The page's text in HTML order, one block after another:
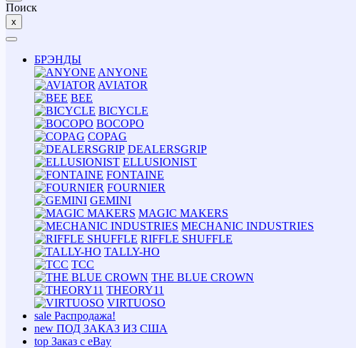
Поиск
x
БРЭНДЫ
ANYONE
AVIATOR
BEE
BICYCLE
BOCOPO
COPAG
DEALERSGRIP
ELLUSIONIST
FONTAINE
FOURNIER
GEMINI
MAGIC MAKERS
MECHANIC INDUSTRIES
RIFFLE SHUFFLE
TALLY-HO
TCC
THE BLUE CROWN
THEORY11
VIRTUOSO
sale Распродажа!
new ПОД ЗАКАЗ ИЗ США
top Заказ с eBay